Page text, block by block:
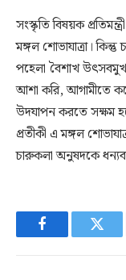
সংস্কৃতি বিষয়ক
মঙ্গল শোভাযাত্রা।
পহেলা বৈশাখ
আশা করি, আগামীতে
উদযাপন করতে সক্ষম
প্রতীকী এ মঙ্গল
চারুকলা অনুষদকে
Facebook